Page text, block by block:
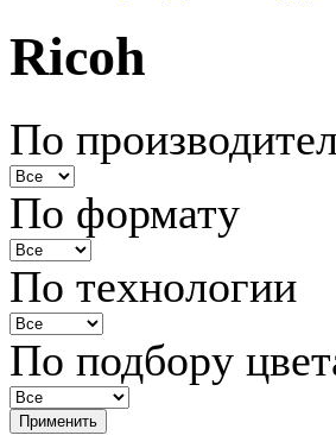
Ricoh
По
По формату
По технологии
По подбору